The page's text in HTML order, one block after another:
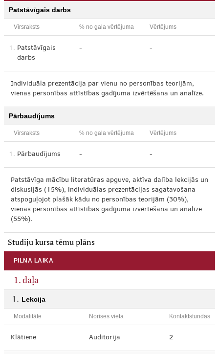
Patstāvīgais darbs
Virsraksts % no gala vērtējuma Vērtējums
1. Patstāvīgais
darbs
- -
Individuāla prezentācija par vienu no personības teorijām,
vienas personības attīstības gadījuma izvērtēšana un analīze.
Pārbaudījums
Virsraksts % no gala vērtējuma Vērtējums
1. Pārbaudījums - -
Patstāvīga mācību literatūras apguve, aktīva dalība lekcijās un
diskusijās (15%), individuālas prezentācijas sagatavošana
atspoguļojot plašāk kādu no personības teorijām (30%),
vienas personības attīstības gadījuma izvērtēšana un analīze
(55%).
Studiju kursa tēmu plāns
PILNA LAIKA
1. daļa
Lekcija
Modalitāte Norises vieta Kontaktstundas
Klātiene Auditorija 2